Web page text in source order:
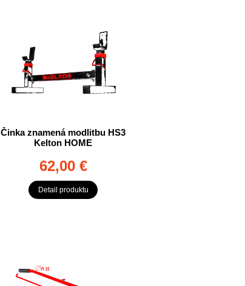
Činka znamená modlitbu HS3
Kelton HOME
62,00 €
Detail produktu